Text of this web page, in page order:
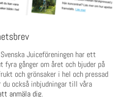
Juiceföreningen har ett
fyra gånger om året och bjuder på
och grönsaker i hel och pressad
du också inbjudningar till våra
anmäla dig.